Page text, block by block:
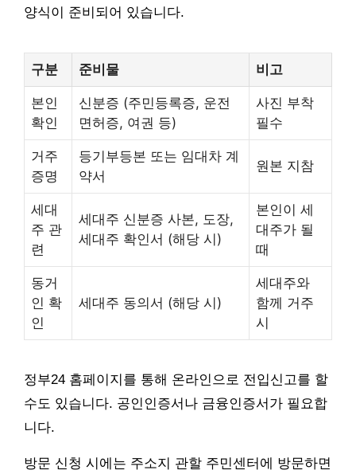
양식이 준비되어 있습니다.
구분 준비물 비고
본인
확인
신분증 (주민등록증, 운전
면허증, 여권 등)
사진 부착
필수
거주
증명
등기부등본 또는 임대차 계
약서
원본 지참
세대
주 관
련
세대주 신분증 사본, 도장,
세대주 확인서 (해당 시)
본인이 세
대주가 될
때
동거
인 확
인
세대주 동의서 (해당 시)
세대주와
함께 거주
시
정부24 홈페이지를 통해 온라인으로 전입신고를 할
수도 있습니다. 공인인증서나 금융인증서가 필요합
니다.
방문 신청 시에는 주소지 관할 주민센터에 방문하면